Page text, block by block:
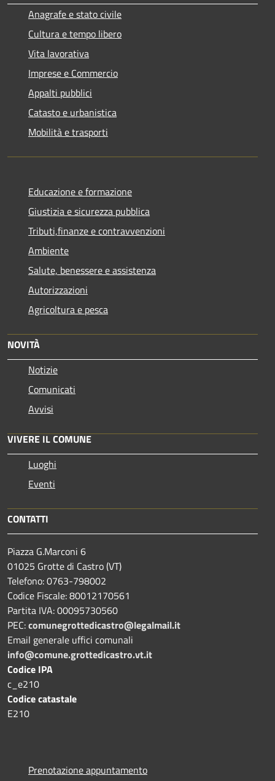
Anagrafe e stato civile
Cultura e tempo libero
Vita lavorativa
Imprese e Commercio
Appalti pubblici
Catasto e urbanistica
Mobilità e trasporti
Educazione e formazione
Giustizia e sicurezza pubblica
Tributi,finanze e contravvenzioni
Ambiente
Salute, benessere e assistenza
Autorizzazioni
Agricoltura e pesca
NOVITÀ
Notizie
Comunicati
Avvisi
VIVERE IL COMUNE
Luoghi
Eventi
CONTATTI
Piazza G.Marconi 6
01025 Grotte di Castro (VT)
Telefono: 0763-798002
Codice Fiscale: 80012170561
Partita IVA: 00095730560
PEC:comunegrottedicastro@legalmail.it
Email generale uffici comunali
info@comune.grottedicastro.vt.it
Codice IPA
c_e210
Codice catastale
E210
Prenotazione appuntamento